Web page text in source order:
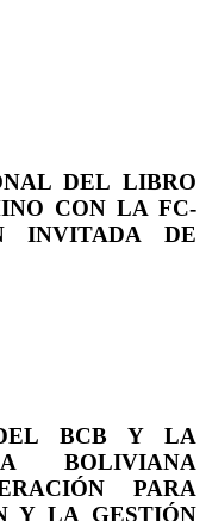
DEL LIBRO
CON LA FC-
INVITADA DE
DEL BCB Y LA
BOLIVIANA
PARA
Y LA GESTIÓN